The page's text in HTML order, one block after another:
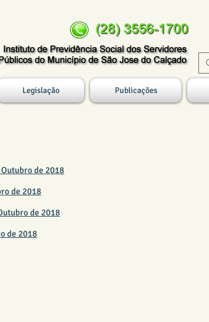
Legislação Publicações
de 2018
de 2018
de 2018
de 2018